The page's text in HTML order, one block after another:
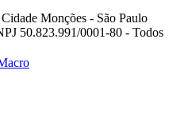
Monções - São Paulo
50.823.991/0001-80 - Todos